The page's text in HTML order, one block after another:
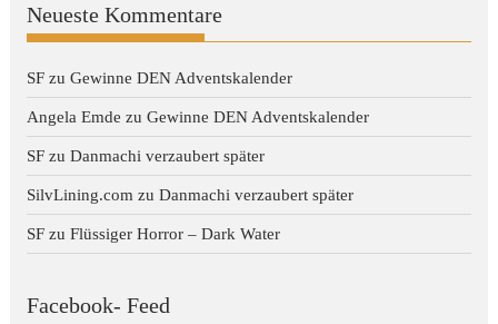
Neueste Kommentare
SF zuGewinne DEN Adventskalender
Angela Emde zuGewinne DEN Adventskalender
SF zuDanmachi verzaubert später
SilvLining.com zuDanmachi verzaubert später
SF zuFlüssiger Horror – Dark Water
Facebook- Feed